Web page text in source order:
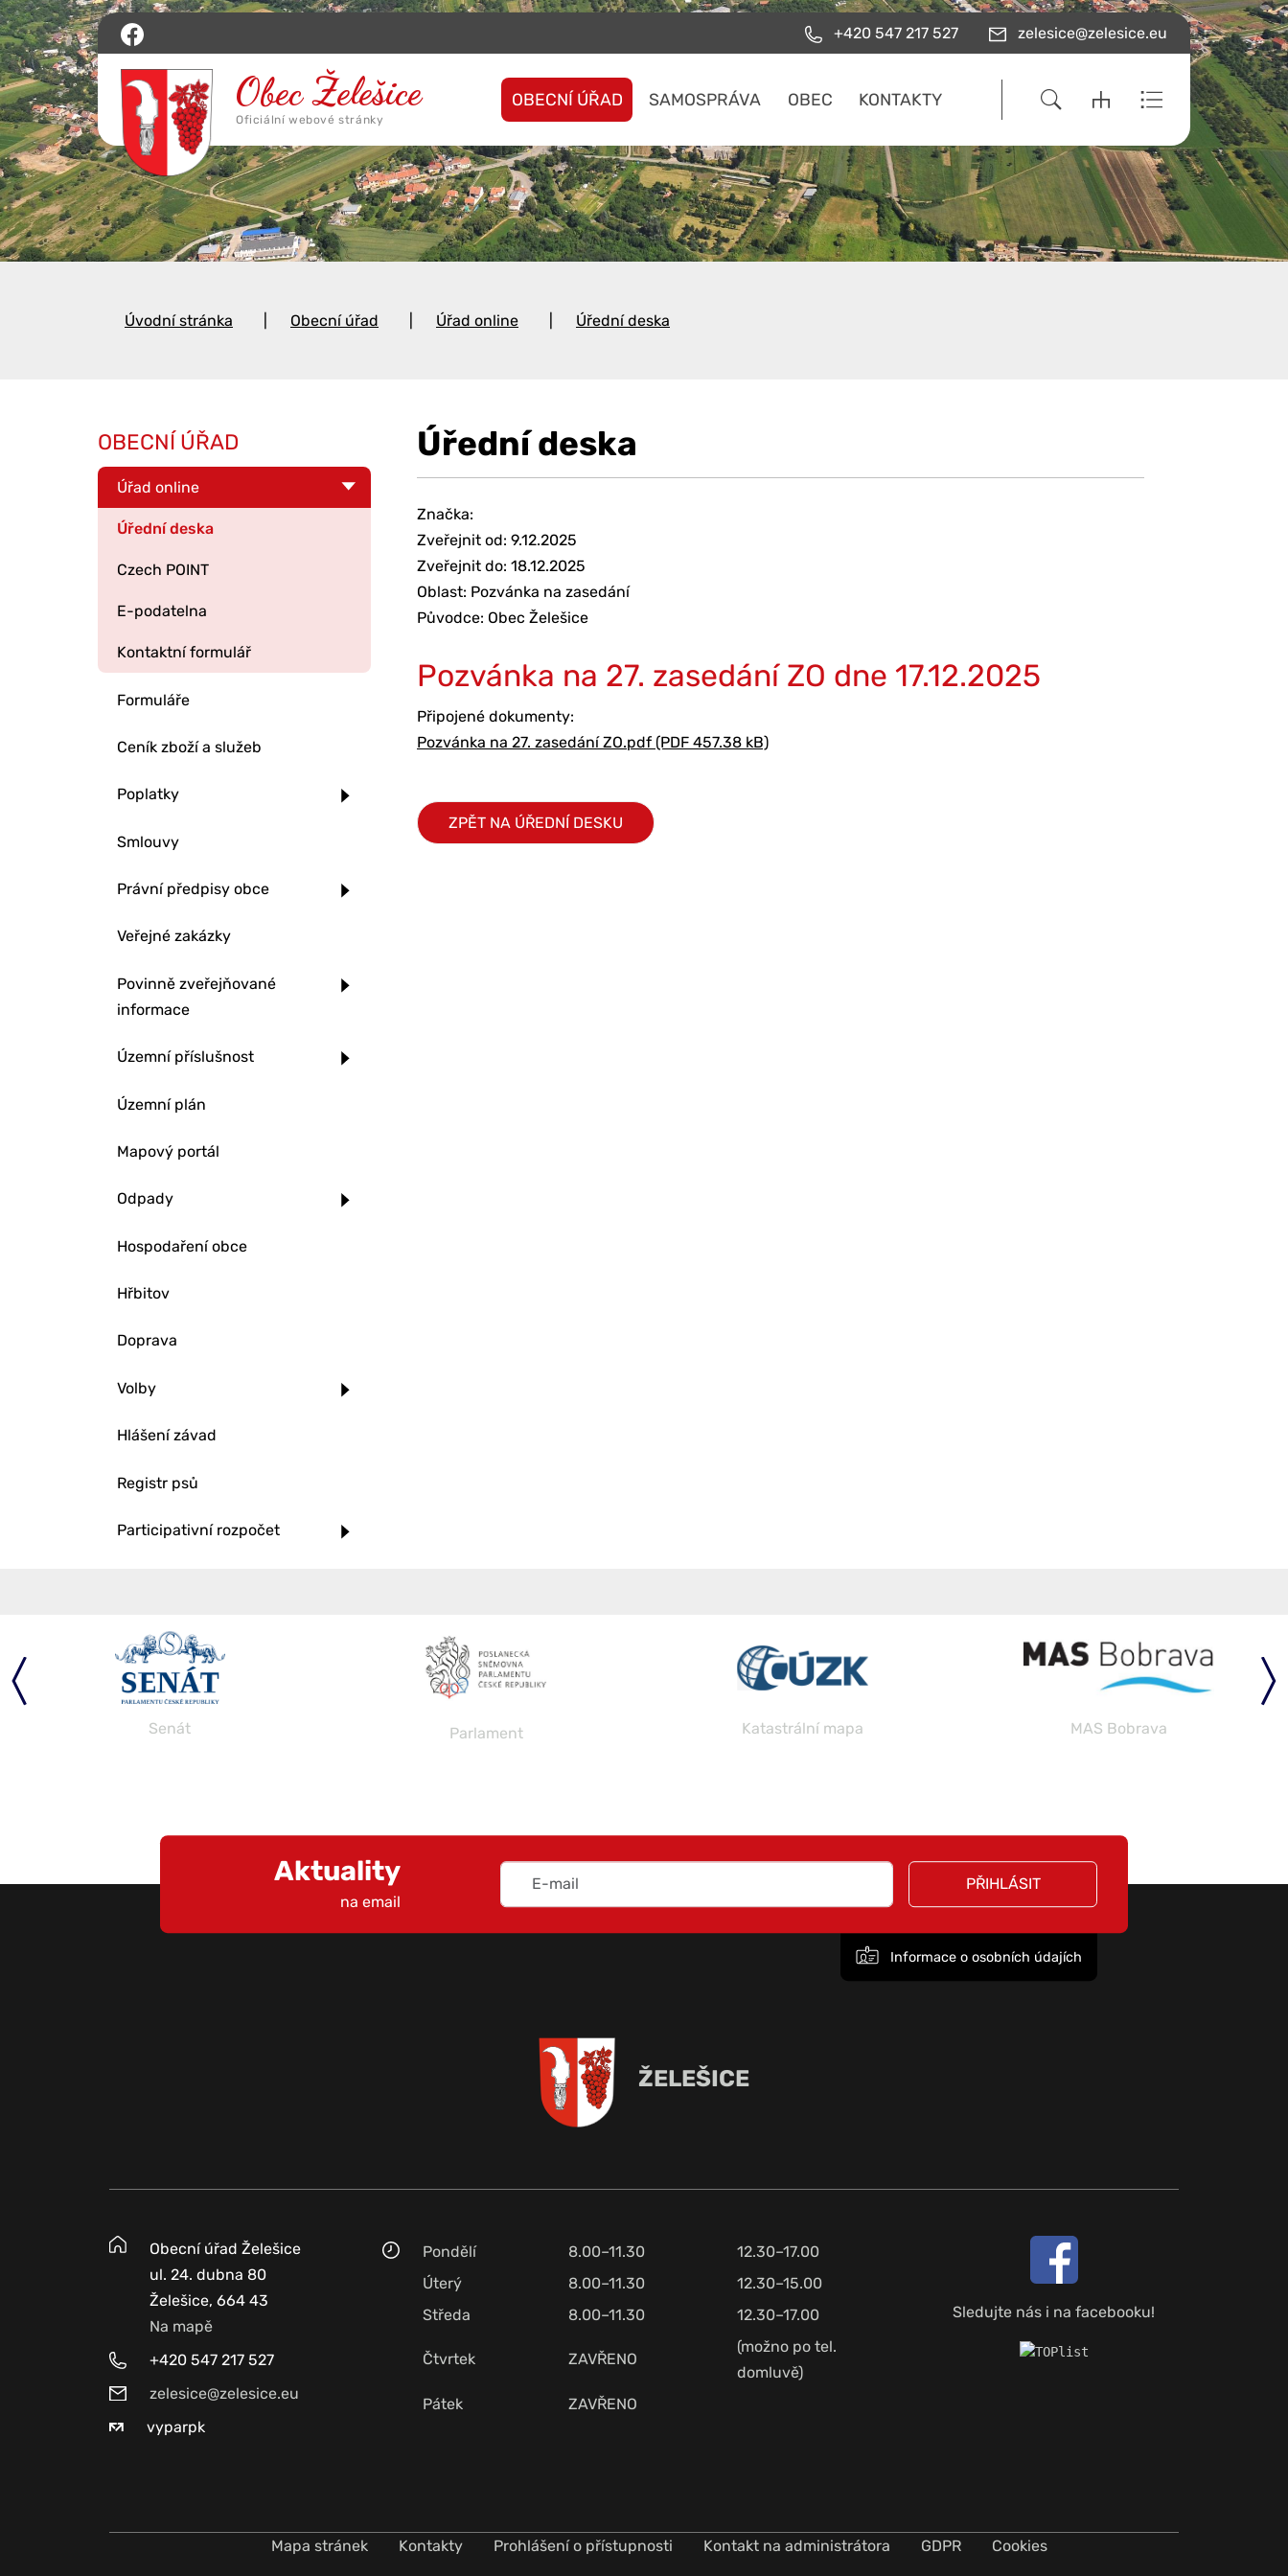
+420 547 217 527 zelesice@zelesice.eu
OBECNÍ ÚŘAD SAMOSPRÁVA OBEC KONTAKTY
Úvodní stránka Obecní úřad Úřad online Úřední deska
Úřední deska
Značka:
Zveřejnit od: 9.12.2025
Zveřejnit do: 18.12.2025
Oblast: Pozvánka na zasedání
Původce: Obec Želešice
Pozvánka na 27. zasedání ZO dne 17.12.2025
Připojené dokumenty:
Pozvánka na 27. zasedání ZO.pdf (PDF 457.38 kB)
ZPĚT NA ÚŘEDNÍ DESKU
OBECNÍ ÚŘAD
Úřad online
Úřední deska
Czech POINT
E-podatelna
Kontaktní formulář
Formuláře
Ceník zboží a služeb
Poplatky
Smlouvy
Právní předpisy obce
Veřejné zakázky
Povinně zveřejňované
informace
Územní příslušnost
Územní plán
Mapový portál
Odpady
Hospodaření obce
Hřbitov
Doprava
Volby
Hlášení závad
Registr psů
Participativní rozpočet
Senát Parlament Katastrální mapa MAS Bobrava
Aktuality
na email
PŘIHLÁSIT
Informace o osobních údajích
ŽELEŠICE
Obecní úřad Želešice
ul. 24. dubna 80
Želešice, 664 43
Na mapě
+420 547 217 527
zelesice@zelesice.eu
vyparpk
Pondělí 8.00–11.30
12.30–17.00
Úterý
8.00–11.30
12.30–15.00
Středa
8.00–11.30 12.30–17.00
Čtvrtek ZAVŘENO
(možno po tel.
domluvě)
Pátek
ZAVŘENO
Sledujte nás i na facebooku!
Mapa stránek Kontakty Prohlášení o přístupnosti Kontakt na administrátora GDPR Cookies